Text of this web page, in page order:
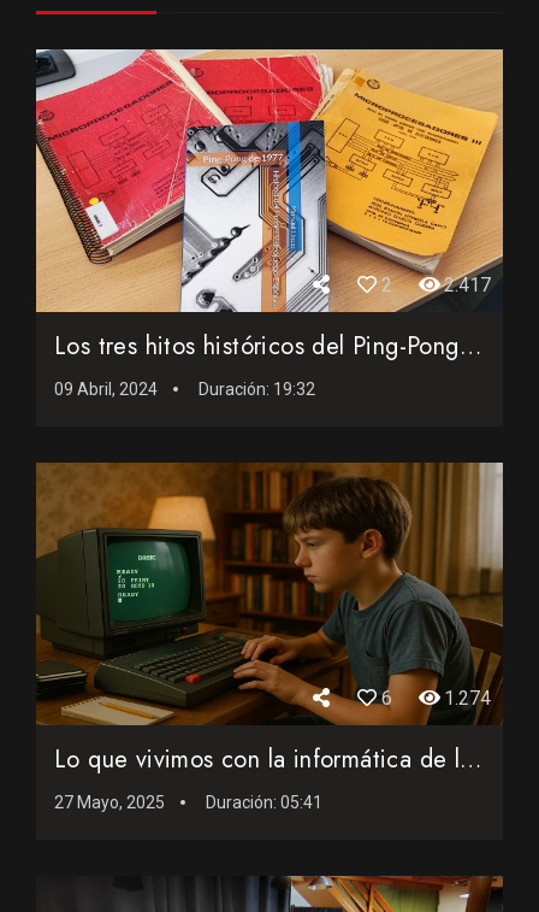
2 2.417
Los tres hitos históricos del Ping-Pong de 1977: El primer ...
09 Abril, 2024 Duración: 19:32
6 1.274
Lo que vivimos con la informática de los 80… y nadie más...
27 Mayo, 2025 Duración: 05:41